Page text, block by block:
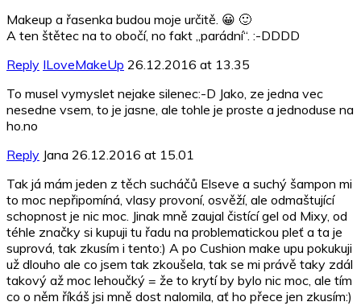
Makeup a řasenka budou moje určitě. 😀 🙂
A ten štětec na to obočí, no fakt „parádní“. :-DDDD
Reply ILoveMakeUp 26.12.2016 at 13.35
To musel vymyslet nejake silenec:-D Jako, ze jedna vec
nesedne vsem, to je jasne, ale tohle je proste a jednoduse na
ho.no
Reply Jana 26.12.2016 at 15.01
Tak já mám jeden z těch sucháčů Elseve a suchý šampon mi
to moc nepřipomíná, vlasy provoní, osvěží, ale odmaštující
schopnost je nic moc. Jinak mně zaujal čistící gel od Mixy, od
téhle značky si kupuji tu řadu na problematickou pleť a ta je
suprová, tak zkusím i tento:) A po Cushion make upu pokukuji
už dlouho ale co jsem tak zkoušela, tak se mi právě taky zdál
takový až moc lehoučký = že to krytí by bylo nic moc, ale tím
co o něm říkáš jsi mně dost nalomila, ať ho přece jen zkusím:)